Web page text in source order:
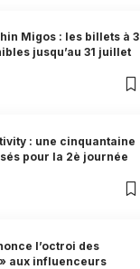
Migos : les billets à 3
jusqu’au 31 juillet
: une cinquantaine
pour la 2è journée
l’octroi des
aux influenceurs